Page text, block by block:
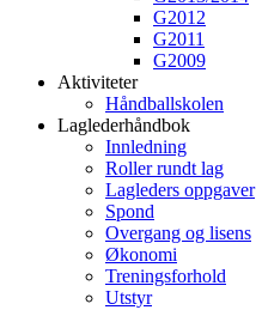
G2012
G2011
G2009
Aktiviteter
Håndballskolen
Laglederhåndbok
Innledning
Roller rundt lag
Lagleders oppgaver
Spond
Overgang og lisens
Økonomi
Treningsforhold
Utstyr